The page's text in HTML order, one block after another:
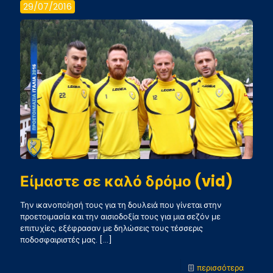
αγώνα
με
(vid)
29/07/2016
Είμαστε σε καλό δρόμο (vid)
Την ικανοποίησή τους για τη δουλειά που γίνεται στην
προετοιμασία και την αισιοδοξία τους για μια σεζόν με
επιτυχίες, εξέφρασαν με δηλώσεις τους τέσσερις
ποδοσφαιριστές μας. […]
περισσότερα-